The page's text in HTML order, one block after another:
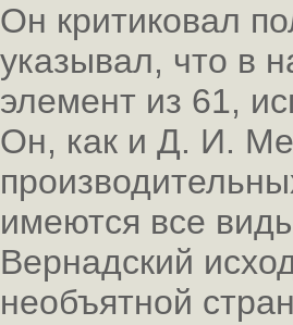
Он критиковал
указывал, что в
элемент из 61,
Он, как и Д. И.
имеются все
Вернадский
необъятной